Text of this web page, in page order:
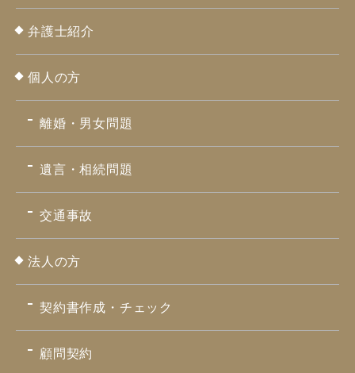
弁護士紹介
個人の方
離婚・男女問題
遺言・相続問題
交通事故
法人の方
契約書作成・チェック
顧問契約